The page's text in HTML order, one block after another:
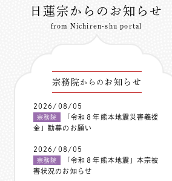
日蓮宗からのお知らせ
from Nichiren-shu portal
宗務院からの お知らせ
2026/08/05
宗務院
「令和８年熊本地震災害義援
金」勧募のお願い
2026/08/05
宗務院
「令和８年熊本地震」本宗被
害状況のお知らせ